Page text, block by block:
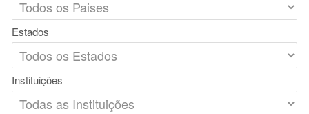
Estados
Instituições